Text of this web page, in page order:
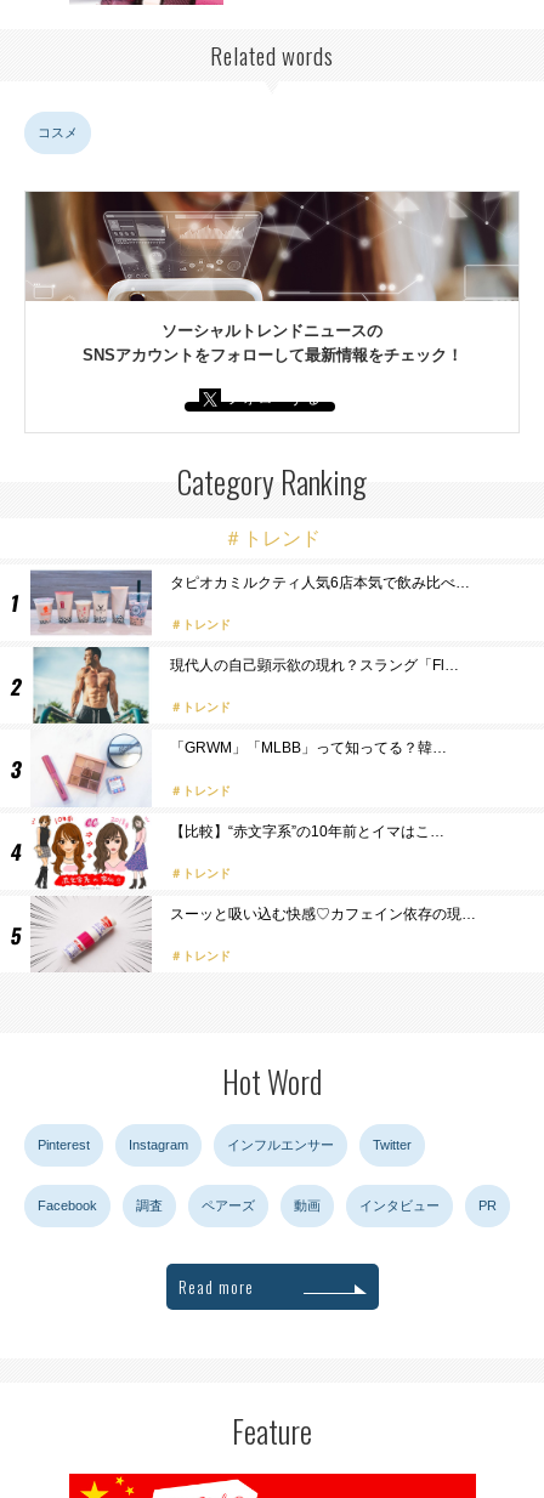
Related words
コスメ
ソーシャルトレンドニュースの
SNSアカウントをフォローして最新情報をチェック！
Category Ranking
＃トレンド
タピオカミルクティ人気6店本気で飲み比べ…
トレンド
現代人の自己顕示欲の現れ？スラング「Fl…
トレンド
「GRWM」「MLBB」って知ってる？韓…
トレンド
【比較】“赤文字系”の10年前とイマはこ…
トレンド
スーッと吸い込む快感♡カフェイン依存の現…
トレンド
Hot Word
Pinterest Instagram インフルエンサー Twitter
Facebook 調査 ペアーズ 動画 インタビュー PR
Read more
Feature